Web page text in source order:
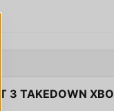
3 TAKEDOWN